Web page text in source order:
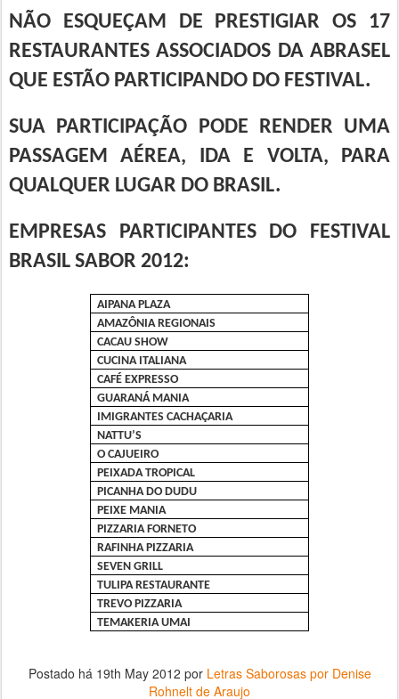
NÃO ESQUEÇAM DE PRESTIGIAR OS 17
RESTAURANTES ASSOCIADOS DA ABRASEL
QUE ESTÃO PARTICIPANDO DO FESTIVAL.
SUA PARTICIPAÇÃO PODE RENDER UMA
PASSAGEM AÉREA, IDA E VOLTA, PARA
QUALQUER LUGAR DO BRASIL.
EMPRESAS PARTICIPANTES DO FESTIVAL
BRASIL SABOR 2012:
AIPANA PLAZA
AMAZÔNIA REGIONAIS
CACAU SHOW
CUCINA ITALIANA
CAFÉ EXPRESSO
GUARANÁ MANIA
IMIGRANTES CACHAÇARIA
NATTU’S
O CAJUEIRO
PEIXADA TROPICAL
PICANHA DO DUDU
PEIXE MANIA
PIZZARIA FORNETO
RAFINHA PIZZARIA
SEVEN GRILL
TULIPA RESTAURANTE
TREVO PIZZARIA
TEMAKERIA UMAI
Postado há 19th May 2012 por Letras Saborosas por Denise
Rohnelt de Araujo